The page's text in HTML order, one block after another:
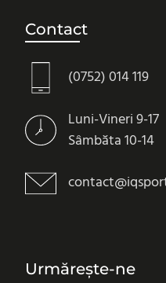
Contact
(0752) 014 119
Luni-Vineri 9-17
Sâmbăta 10-14
Urmărește-ne